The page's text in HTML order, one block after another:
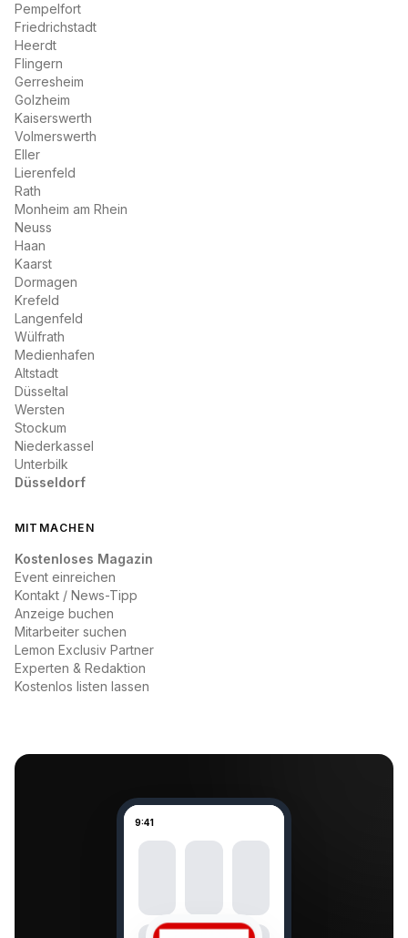
Pempelfort
Friedrichstadt
Heerdt
Flingern
Gerresheim
Golzheim
Kaiserswerth
Volmerswerth
Eller
Lierenfeld
Rath
Monheim am Rhein
Neuss
Haan
Kaarst
Dormagen
Krefeld
Langenfeld
Wülfrath
Medienhafen
Altstadt
Düsseltal
Wersten
Stockum
Niederkassel
Unterbilk
Düsseldorf
MITMACHEN
Kostenloses Magazin
Event einreichen
Kontakt / News-Tipp
Anzeige buchen
Mitarbeiter suchen
Lemon Exclusiv Partner
Experten & Redaktion
Kostenlos listen lassen
9:41